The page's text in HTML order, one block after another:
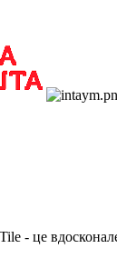
- це